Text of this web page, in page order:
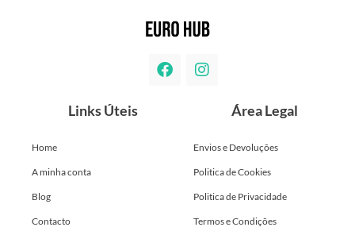
Links Úteis
Home
A minha conta
Blog
Contacto
Área Legal
Envios e Devoluções
Politica de Cookies
Politica de Privacidade
Termos e Condições